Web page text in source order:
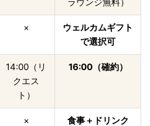
×
ウェルカムギフト
で選択可
14:00（リ
クエス
ト）
16:00（確約）
×
食事＋ドリンク